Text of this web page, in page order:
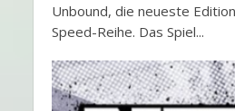
Unbound, die neueste
Speed-Reihe. Das Spiel...